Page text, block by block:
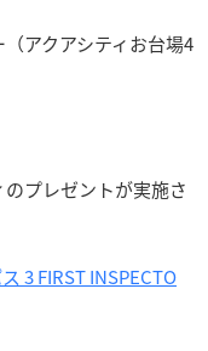
アクアシティお台場4
プレゼントが実施さ
3 FIRST INSPECTO